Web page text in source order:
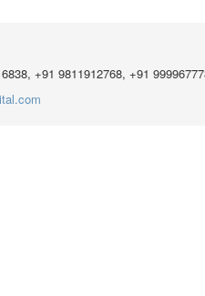
+91 9811912768, +91